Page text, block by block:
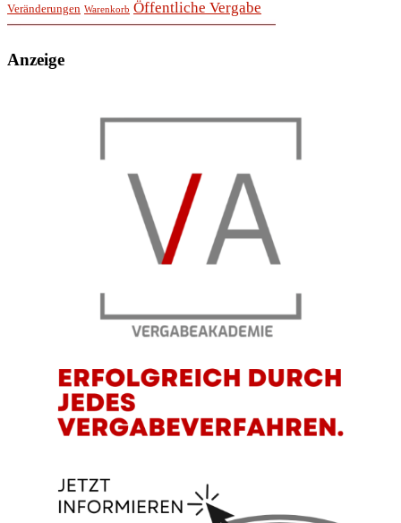
Veränderungen Warenkorb Öffentliche Vergabe
Anzeige